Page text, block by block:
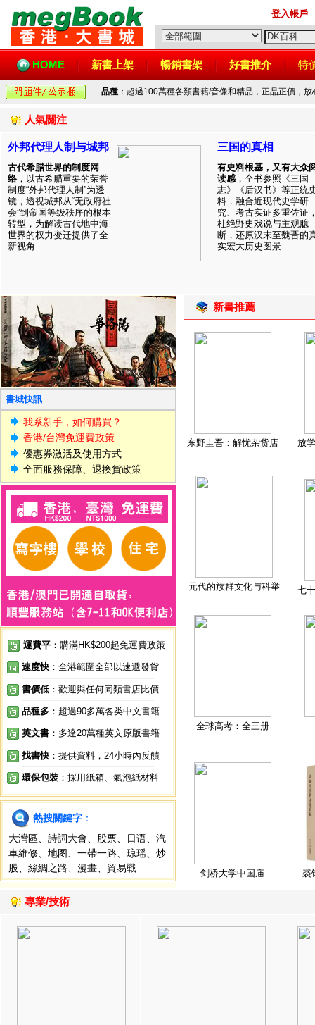
登入帳戶
HOME 新書上架 暢銷書架 好書推介 特
品種 ：超過100萬種各類書籍/音像和精品，正品正價，
人氣關注
外邦代理人制与城邦
古代希腊世界的制度网
络 ，以古希腊重要的荣誉
制度“外邦代理人制”为透
镜，透视城邦从“无政府社
会”到帝国等级秩序的根本
转型，为解读古代地中海
世界的权力变迁提供了全
新视角...
三国的真相
有史料根基，又有大众
读感 ，全书参照《三国
志》《后汉书》等正统
料，融合近现代史学研
究、考古实证多重佐证
杜绝野史戏说与主观臆
断，还原汉末至魏晋的
实宏大历史图景...
書城快訊
我系新手，如何購買？
香港/台灣免運費政策
優惠券激活及使用方式
全面服務保障、退換貨政策
運費平 ：購滿HK$200起免運費政策
速度快 ：全港範圍全部以速遞發貨
書價低 ：歡迎與任何同類書店比價
品種多 ：超過90多萬各类中文書籍
英文書 ：多達20萬種英文原版書籍
找書快 ：提供資料，24小時內反饋
環保包裝 ：採用紙箱、氣泡紙材料
熱搜關鍵字 ：
大灣區
詩詞大會 股票 日语
汽
車維修
地图 一帶一路 琼瑶
炒
股
絲綢之路 漫畫 貿易戰
新書推薦
东野圭吾：解忧杂货店 放
元代的族群文化与科举 七
全球高考：全三册
剑桥大学中国庙 裘
專業/技術